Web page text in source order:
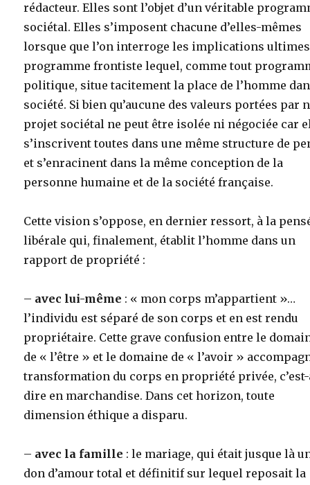
rédacteur. Elles sont l’objet d’un véritable
sociétal. Elles s’imposent chacune d’elles-mêmes
lorsque que l’on interroge les implications
programme frontiste lequel, comme tout
politique, situe tacitement la place de l’homme
société. Si bien qu’aucune des valeurs portées par
projet sociétal ne peut être isolée ni négociée car
s’inscrivent toutes dans une même structure de
et s’enracinent dans la même conception de la
personne humaine et de la société française.
Cette vision s’oppose, en dernier ressort, à la
libérale qui, finalement, établit l’homme dans un
rapport de propriété :
– avec lui-même : « mon corps m’appartient »…
l’individu est séparé de son corps et en est rendu
propriétaire. Cette grave confusion entre le
de « l’être » et le domaine de « l’avoir »
transformation du corps en propriété privée,
dire en marchandise. Dans cet horizon, toute
dimension éthique a disparu.
– avec la famille : le mariage, qui était jusque là
don d’amour total et définitif sur lequel reposait la